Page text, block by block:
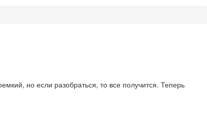
но если разобраться, то все получится. Теперь